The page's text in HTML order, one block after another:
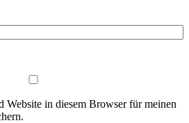
Website in diesem Browser für meinen